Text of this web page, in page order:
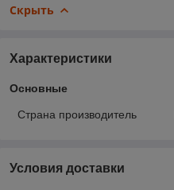
Скрыть
Характеристики
Основные
Страна производитель
Условия доставки